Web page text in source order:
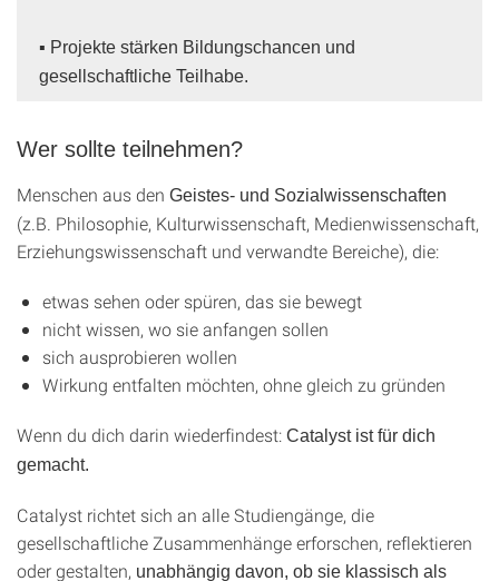
▪️ Projekte stärken Bildungschancen und
gesellschaftliche Teilhabe.
Wer sollte teilnehmen?
Menschen aus den Geistes- und Sozialwissenschaften
(z.B. Philosophie, Kulturwissenschaft, Medienwissenschaft,
Erziehungswissenschaft und verwandte Bereiche), die:
etwas sehen oder spüren, das sie bewegt
nicht wissen, wo sie anfangen sollen
sich ausprobieren wollen
Wirkung entfalten möchten, ohne gleich zu gründen
Wenn du dich darin wiederfindest: Catalyst ist für dich
gemacht.
Catalyst richtet sich an alle Studiengänge, die
gesellschaftliche Zusammenhänge erforschen, reflektieren
oder gestalten, unabhängig davon, ob sie klassisch als